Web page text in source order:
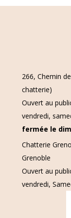
266, Chemin
chatterie)
Ouvert au
vendredi,
fermée le
Chatterie
Grenoble
Ouvert au
vendredi,